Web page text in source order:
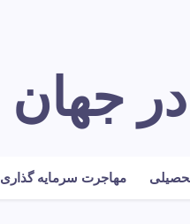
جهان
مهاجرت سرمایه گذاری